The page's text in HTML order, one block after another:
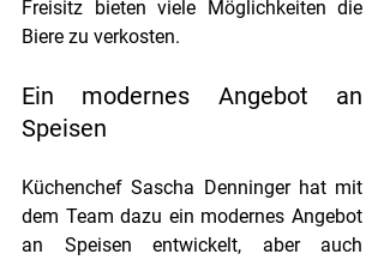
Freisitz bieten viele Möglichkeiten die
Biere zu verkosten.
Ein modernes Angebot an
Speisen
Küchenchef Sascha Denninger hat mit
dem Team dazu ein modernes Angebot
an Speisen entwickelt, aber auch